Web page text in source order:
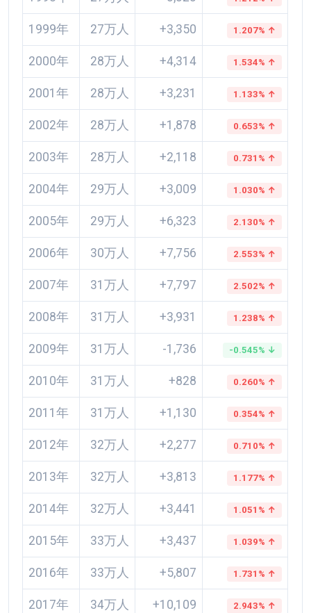
1999年 27万人 +3,350 1.207% ↑
2000年 28万人 +4,314 1.534% ↑
2001年 28万人 +3,231 1.133% ↑
2002年 28万人 +1,878 0.653% ↑
2003年 28万人 +2,118 0.731% ↑
2004年 29万人 +3,009 1.030% ↑
2005年 29万人 +6,323 2.130% ↑
2006年 30万人 +7,756 2.553% ↑
2007年 31万人 +7,797 2.502% ↑
2008年 31万人 +3,931 1.238% ↑
2009年 31万人 -1,736 -0.545% ↓
2010年 31万人 +828 0.260% ↑
2011年 31万人 +1,130 0.354% ↑
2012年 32万人 +2,277 0.710% ↑
2013年 32万人 +3,813 1.177% ↑
2014年 32万人 +3,441 1.051% ↑
2015年 33万人 +3,437 1.039% ↑
2016年 33万人 +5,807 1.731% ↑
2017年 34万人 +10,109 2.943% ↑